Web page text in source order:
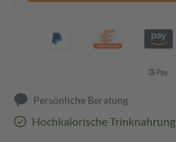
Persönliche Beratung
Hochkalorische Trinknahrung